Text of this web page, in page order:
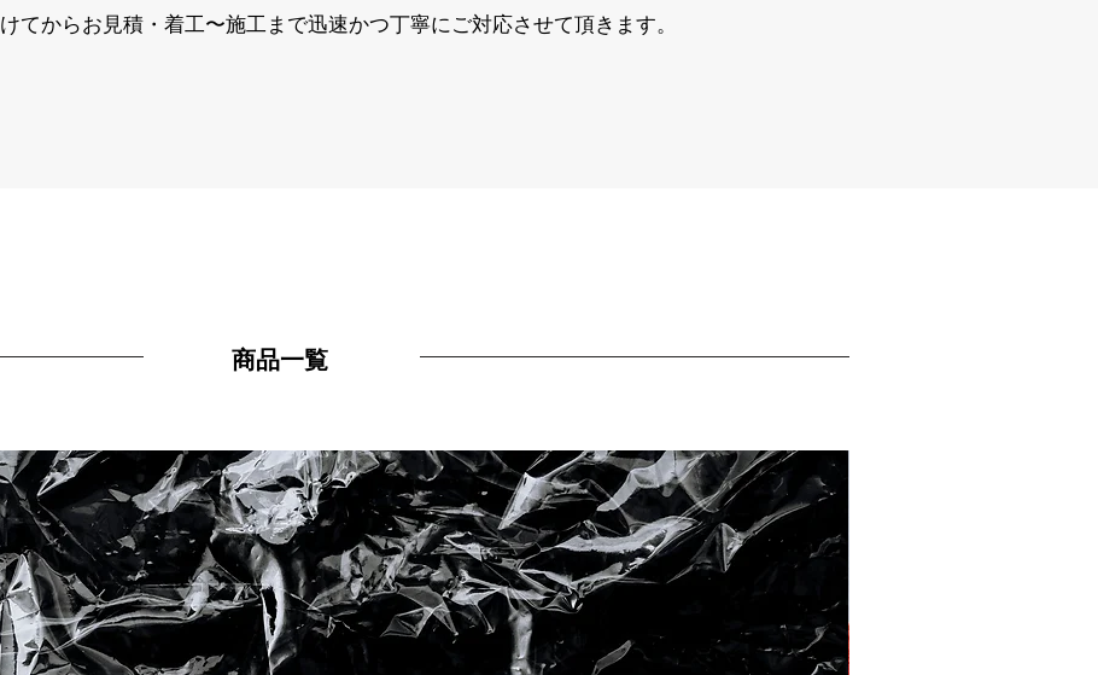
てからお見積・着工〜施工まで迅速かつ丁寧にご対応させて頂きます。
​商品一覧